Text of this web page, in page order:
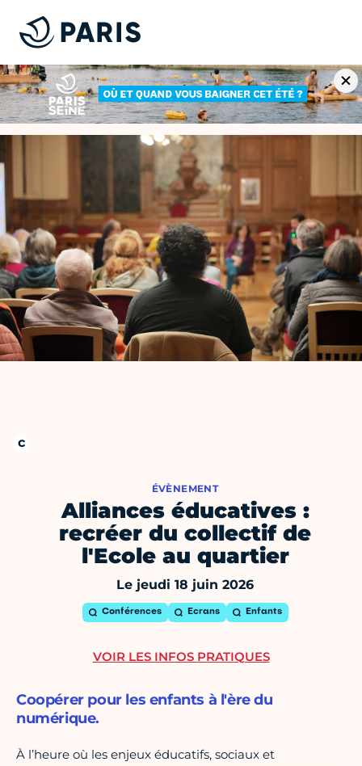
ÉVÈNEMENT
Alliances éducatives :
recréer du collectif de
l'Ecole au quartier
Le jeudi 18 juin 2026
Conférences Ecrans Enfants
Coopérer pour les enfants à l'ère du
numérique.
À l’heure où les enjeux éducatifs, sociaux et
VOIR LES INFOS PRATIQUES